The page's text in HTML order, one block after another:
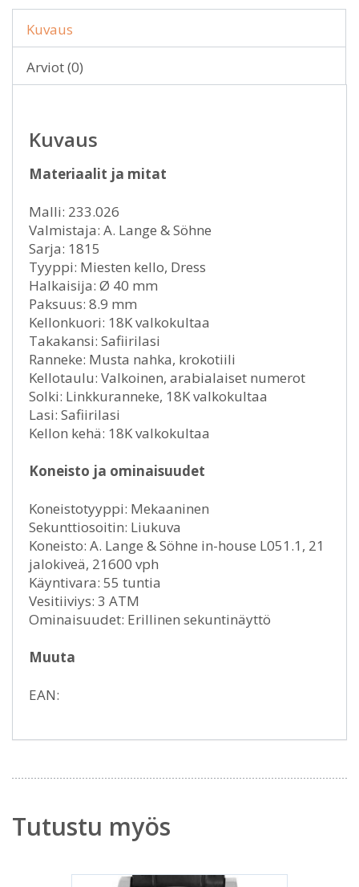
Kuvaus
Arviot (0)
Kuvaus
Materiaalit ja mitat
Malli: 233.026
Valmistaja: A. Lange & Söhne
Sarja: 1815
Tyyppi: Miesten kello, Dress
Halkaisija: Ø 40 mm
Paksuus: 8.9 mm
Kellonkuori: 18K valkokultaa
Takakansi: Safiirilasi
Ranneke: Musta nahka, krokotiili
Kellotaulu: Valkoinen, arabialaiset numerot
Solki: Linkkuranneke, 18K valkokultaa
Lasi: Safiirilasi
Kellon kehä: 18K valkokultaa
Koneisto ja ominaisuudet
Koneistotyyppi: Mekaaninen
Sekunttiosoitin: Liukuva
Koneisto: A. Lange & Söhne in-house L051.1, 21
jalokiveä, 21600 vph
Käyntivara: 55 tuntia
Vesitiiviys: 3 ATM
Ominaisuudet: Erillinen sekuntinäyttö
Muuta
EAN:
Tutustu myös